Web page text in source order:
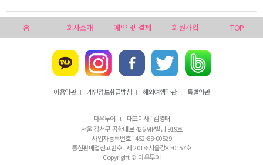
홈 회사소개 예약 및 결제 회원가입 TOP
이용약관 l 개인정보취급방침 l 해외여행약관 l 특별약관
다우투어 l
대표이사 : 김영태
서울 강서구 공항대로 426 VIP빌딩 919호
사업자등록번호 : 452-88-00529
통신판매업신고번호 : 제 2018-서울강서-0157호
Copyright © 다우투어